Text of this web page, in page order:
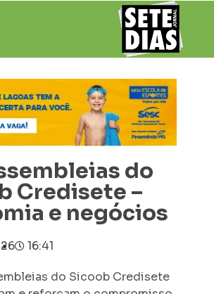
do
Credisete –
e negócios
16:41
do Sicoob Credisete